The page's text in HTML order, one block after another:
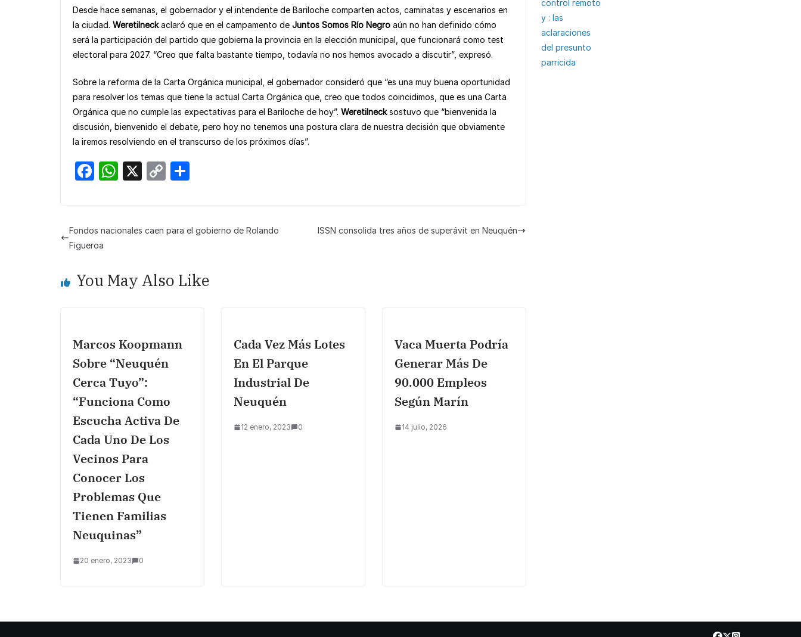
Desde hace semanas, el gobernador y el intendente de Bariloche comparten actos, caminatas y escenarios en
la ciudad. Weretilneckaclaró que en el campamento de Juntos Somos Río Negro aún no han definido cómo
será la participación del partido que gobierna la provincia en la elección municipal, que funcionará como test
electoral para 2027. “Creo que falta bastante tiempo, todavía no nos hemos avocado a discutir”, expresó.
Sobre la reforma de la Carta Orgánica municipal, el gobernador consideró que “es una muy buena oportunidad
para resolver los temas que tiene la actual Carta Orgánica que, creo que todos coincidimos, que es una Carta
Orgánica que no cumple las expectativas para el Bariloche de hoy”. Weretilnecksostuvo que “bienvenida la
discusión, bienvenido el debate, pero hoy no tenemos una postura clara de nuestra decisión que obviamente
la iremos resolviendo en el transcurso de los próximos días”.
F
e
b
o
W
s
p
X
C
y
k
e
Fondos nacionales caen para el gobierno de Rolando
Figueroa
ISSN consolida tres años de superávit en Neuquén
You May Also Like
Marcos Koopmann
Sobre “Neuquén
Cerca Tuyo”:
“funciona Como
Escucha Activa De
Cada Uno De Los
Vecinos Para
Conocer Los
Problemas Que
Tienen Familias
Neuquinas”
20 enero, 2023 0
Cada Vez Más Lotes
En El Parque
Industrial De
Neuquén
12 enero, 2023 0
Vaca Muerta Podría
Generar Más De
90.000 Empleos
Según Marín
14 julio, 2026